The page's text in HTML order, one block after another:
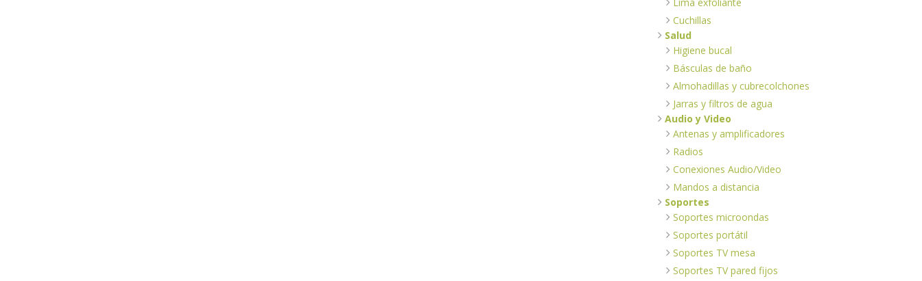
Cuchillas
Salud
Higiene bucal
Básculas de baño
Almohadillas y cubrecolchones
Jarras y filtros de agua
Audio y Video
Antenas y amplificadores
Radios
Conexiones Audio/Video
Mandos a distancia
Soportes
Soportes microondas
Soportes portátil
Soportes TV mesa
Soportes TV pared fijos